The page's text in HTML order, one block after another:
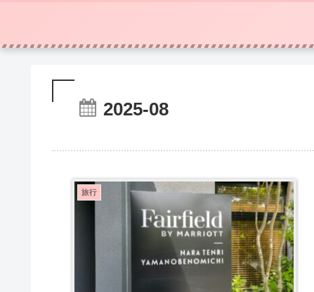
2025-08
旅行